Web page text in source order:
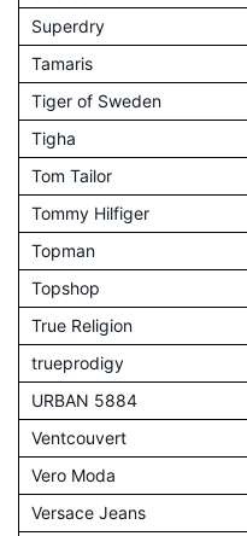
Superdry
Tamaris
Tiger of Sweden
Tigha
Tom Tailor
Tommy Hilfiger
Topman
Topshop
True Religion
trueprodigy
URBAN 5884
Ventcouvert
Vero Moda
Versace Jeans